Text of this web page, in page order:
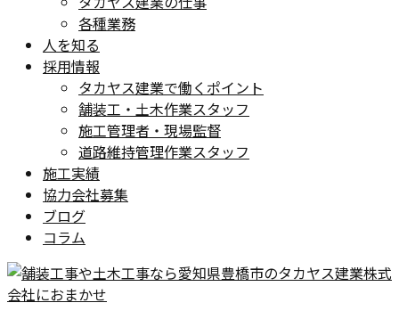
各種業務
人を知る
採用情報
タカヤス建業で働くポイント
舗装工・土木作業スタッフ
施工管理者・現場監督
道路維持管理作業スタッフ
施工実績
協力会社募集
ブログ
コラム